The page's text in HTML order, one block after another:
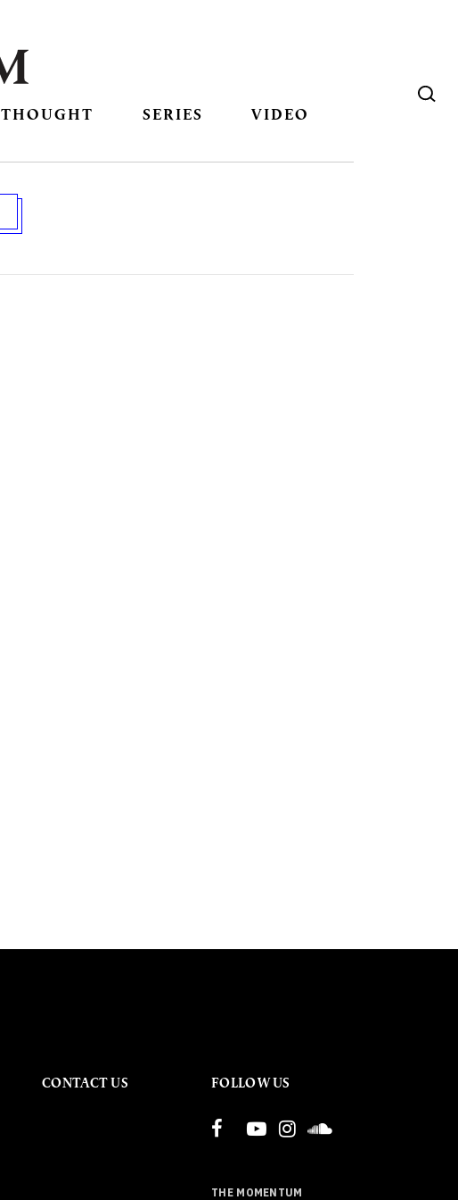
THOUGHT SERIES VIDEO
CONTACT US FOLLOW US
THE MOMENTUM